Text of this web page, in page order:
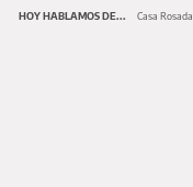
HOY HABLAMOS DE... Casa Rosada